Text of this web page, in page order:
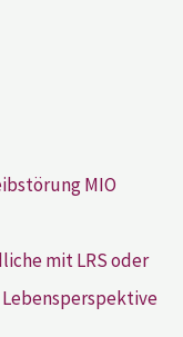
mit LRS oder
Lebensperspektive